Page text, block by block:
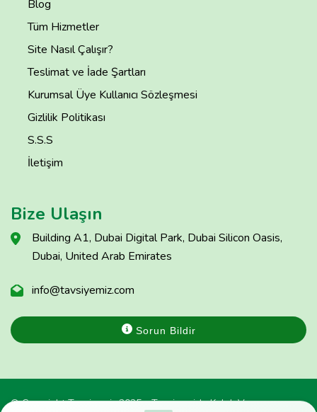
Blog
Tüm Hizmetler
Site Nasıl Çalışır?
Teslimat ve İade Şartları
Kurumsal Üye Kullanıcı Sözleşmesi
Gizlilik Politikası
S.S.S
İletişim
Bize Ulaşın
Building A1, Dubai Digital Park, Dubai Silicon Oasis,
Dubai, United Arab Emirates
info@tavsiyemiz.com
Sorun Bildir
© Copyright Tavsiyemiz 2025 - Tavsiyemiz'e Kulak Ver